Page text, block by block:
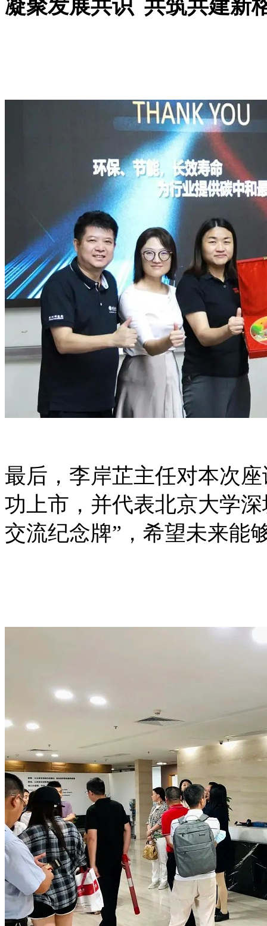
凝聚发展共识 共筑共建新
最后，李岸芷主任对本次
功上市，并代表北京大学
交流纪念牌”，希望未来能